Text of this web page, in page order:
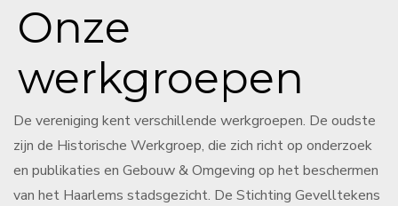
Onze
werkgroepen
De vereniging kent verschillende werkgroepen. De oudste
zijn de Historische Werkgroep, die zich richt op onderzoek
en publikaties en Gebouw & Omgeving op het beschermen
van het Haarlems stadsgezicht. De Stichting Gevelltekens